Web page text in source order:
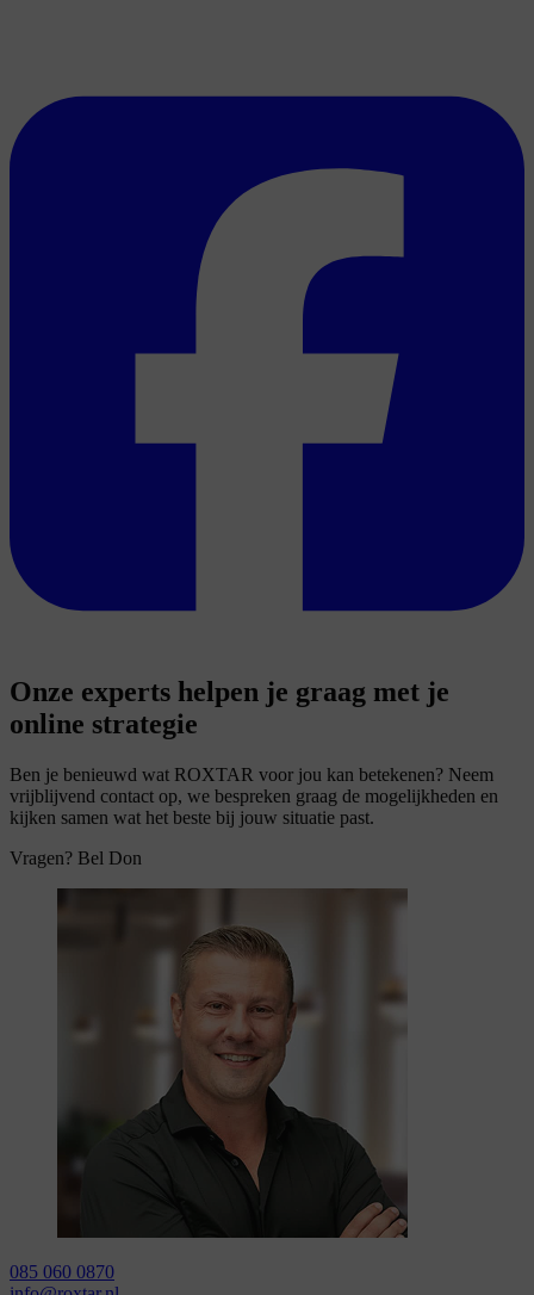
Onze experts helpen je graag met je
online strategie
Ben je benieuwd wat ROXTAR voor jou kan betekenen? Neem
vrijblijvend contact op, we bespreken graag de mogelijkheden en
kijken samen wat het beste bij jouw situatie past.
Vragen? Bel Don
085 060 0870